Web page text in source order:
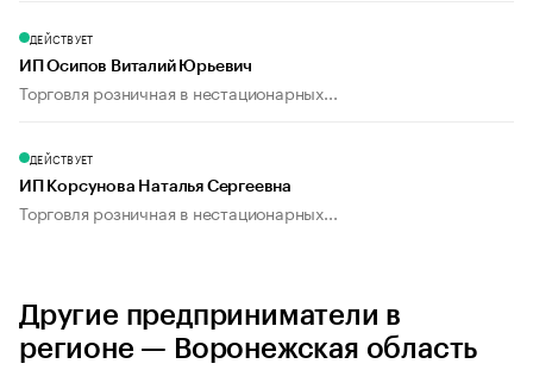
ДЕЙСТВУЕТ
ИП Осипов Виталий Юрьевич
Торговля розничная в нестационарных...
ДЕЙСТВУЕТ
ИП Корсунова Наталья Сергеевна
Торговля розничная в нестационарных...
Другие предприниматели в
регионе — Воронежская область